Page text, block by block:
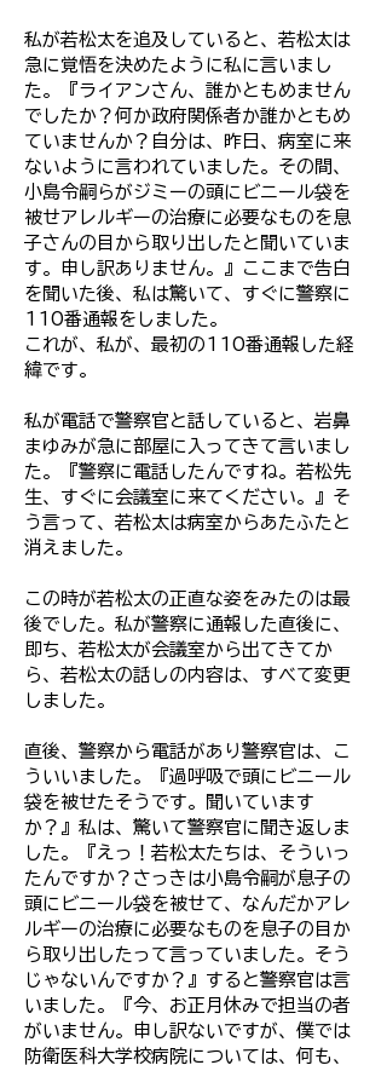
私が若松太を追及していると、若松太は
急に覚悟を決めたように私に言いまし
た。『ライアンさん、誰かともめません
でしたか？何か政府関係者か誰かともめ
ていませんか？自分は、昨日、病室に来
ないように言われていました。その間、
小島令嗣らがジミーの頭にビニール袋を
被せアレルギーの治療に必要なものを息
子さんの目から取り出したと聞いていま
す。申し訳ありません。』ここまで告白
を聞いた後、私は驚いて、すぐに警察に
110番通報をしました。
これが、私が、最初の110番通報した経
緯です。
私が電話で警察官と話していると、岩鼻
まゆみが急に部屋に入ってきて言いまし
た。『警察に電話したんですね。若松先
生、すぐに会議室に来てください。』そ
う言って、若松太は病室からあたふたと
消えました。
この時が若松太の正直な姿をみたのは最
後でした。私が警察に通報した直後に、
即ち、若松太が会議室から出てきてか
ら、若松太の話しの内容は、すべて変更
しました。
直後、警察から電話があり警察官は、こ
ういいました。『過呼吸で頭にビニール
袋を被せたそうです。聞いています
か？』私は、驚いて警察官に聞き返しま
した。『えっ！若松太たちは、そういっ
たんですか？さっきは小島令嗣が息子の
頭にビニール袋を被せて、なんだかアレ
ルギーの治療に必要なものを息子の目か
ら取り出したって言っていました。そう
じゃないんですか？』すると警察官は言
いました。『今、お正月休みで担当の者
がいません。申し訳ないですが、僕では
防衛医科大学校病院については、何も、